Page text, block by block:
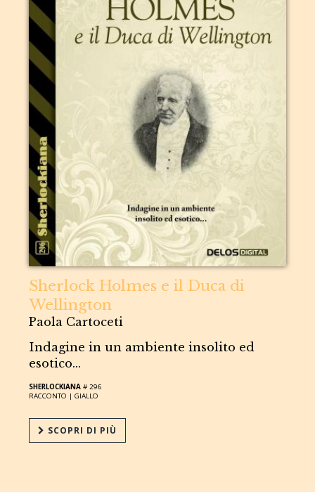
Sherlock Holmes e il Duca di
Wellington
Paola Cartoceti
Indagine in un ambiente insolito ed
esotico...
SHERLOCKIANA # 296
RACCONTO |GIALLO
SCOPRI DI PIÙ